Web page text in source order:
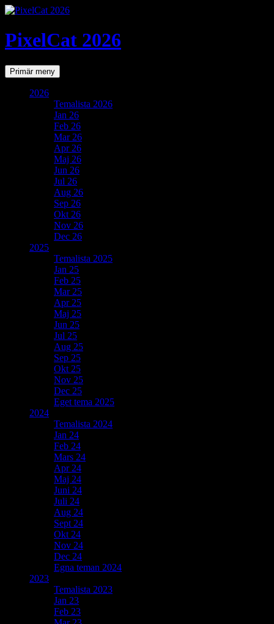
PixelCat 2026
SökPrimär meny Gå
till
2026
Temalista 2026
Jan 26
Feb 26
Mar 26
Apr 26
Maj 26
Jun 26
Jul 26
Aug 26
Sep 26
Okt 26
Nov 26
Dec 26
2025
Temalista 2025
Jan 25
Feb 25
Mar 25
Apr 25
Maj 25
Jun 25
Jul 25
Aug 25
Sep 25
Okt 25
Nov 25
Dec 25
Eget tema 2025
2024
Temalista 2024
Jan 24
Feb 24
Mars 24
Apr 24
Maj 24
Juni 24
Juli 24
Aug 24
Sept 24
Okt 24
Nov 24
Dec 24
Egna teman 2024
2023
Temalista 2023
Jan 23
Feb 23